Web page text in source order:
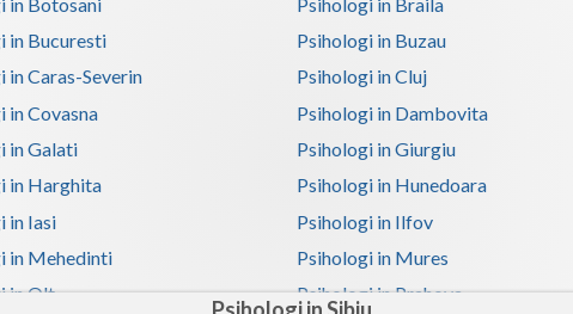
in Bucuresti
Psihologi in Buzau
in Caras-Severin
Psihologi in Cluj
in Covasna
Psihologi in Dambovita
in Galati
Psihologi in Giurgiu
in Harghita
Psihologi in Hunedoara
in Iasi
Psihologi in Ilfov
in Mehedinti
Psihologi in Mures
in Olt
Psihologi in Prahova